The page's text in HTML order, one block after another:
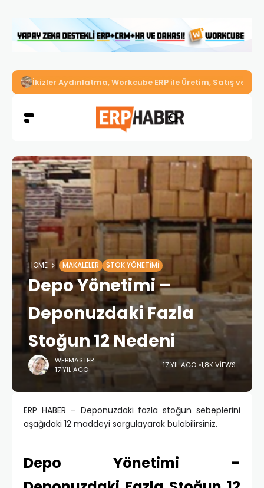
İkizler Aydınlatma, Workcube ERP ile Üretim, Satış ve
HOME MAKALELER STOK YÖNETIMI
Depo Yönetimi –
Deponuzdaki Fazla
Stoğun 12 Nedeni
WEBMASTER
17 YIL AGO
17 YIL AGO 1,8K VIEWS
ERP HABER – Deponuzdaki fazla stoğun sebeplerini
aşağıdaki 12 maddeyi sorgulayarak bulabilirsiniz.
Depo Yönetimi –